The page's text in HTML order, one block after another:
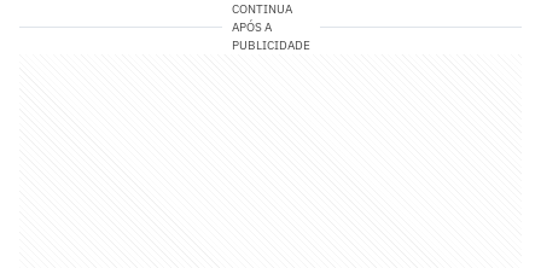
CONTINUA
APÓS A
PUBLICIDADE